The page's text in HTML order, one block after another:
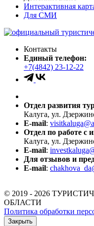
Интерактивная
Для СМИ
Контакты
Единый телефон:
+7(4842) 23-12-22
Отдел развития
Калуга, ул.
E-mail:
Отдел по работе с
Калуга, ул.
E-mail:
Для отзывов и
E-mail:
© 2019 - 2026
ОБЛАСТИ
Политика обработки
Закрыть